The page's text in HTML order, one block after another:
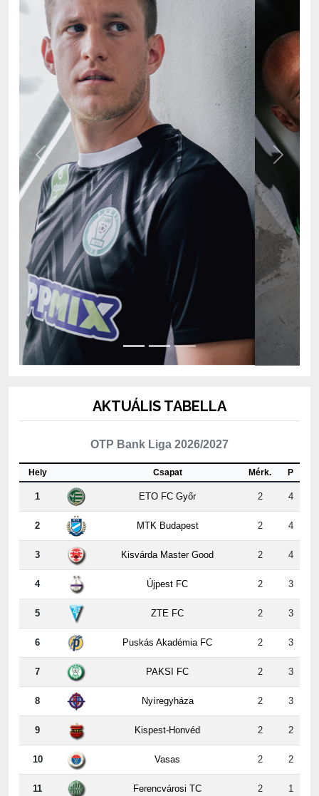
Previous Next
OTP Bank Liga 2026/2027
Csapat
1 ETO FC Győr 2 4
2 MTK Budapest 2 4
3 Kisvárda Master Good 2 4
4 Újpest FC 2 3
5 ZTE FC 2 3
6 Puskás Akadémia FC 2 3
7 PAKSI FC 2 3
8 Nyíregyháza 2 3
9 Kispest-Honvéd 2 2
10 Vasas 2 2
11 Ferencvárosi TC 2 1
12 DVSC 2 0